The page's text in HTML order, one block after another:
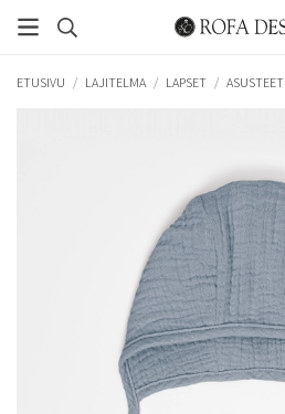
ETUSIVU / LAJITELMA / LAPSET / ASUSTEET